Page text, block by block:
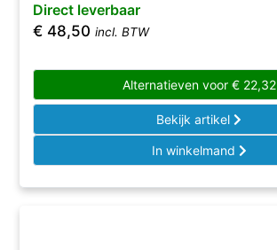
Direct leverbaar
€ 48,50 incl. BTW
Alternatieven voor €22,32
Bekijk artikel
In winkelmand